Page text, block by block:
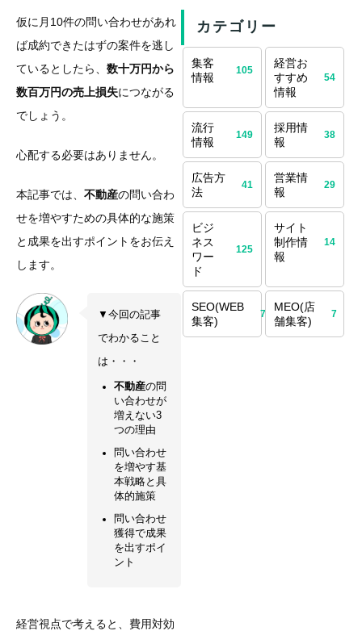
仮に月10件の問い合わせがあれ
ば成約できたはずの案件を逃し
ているとしたら、 数十万円から
数百万円の売上損失につながる
でしょう。
心配する必要はありません。
本記事では、 不動産の問い合わ
せを増やすための具体的な施策
と成果を出すポイントをお伝え
します。
▼今回の記事
でわかること
は・・・
不動産の問
い合わせが
増えない3
つの理由
問い合わせ
を増やす基
本戦略と具
体的施策
問い合わせ
獲得で成果
を出すポイ
ント
経営視点で考えると、費用対効
カテゴリー
集客
情報
105
経営お
すすめ
情報
54
流行
情報
149
採用情
報
38
広告方
法
41
営業情
報
29
ビジ
ネス
ワー
ド
125
サイト
制作情
報
14
SEO(WEB
集客)
70
MEO(店
舗集客)
7